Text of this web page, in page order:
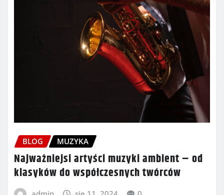
BLOG MUZYKA
Najważniejsi artyści muzyki ambient – od
klasyków do współczesnych twórców